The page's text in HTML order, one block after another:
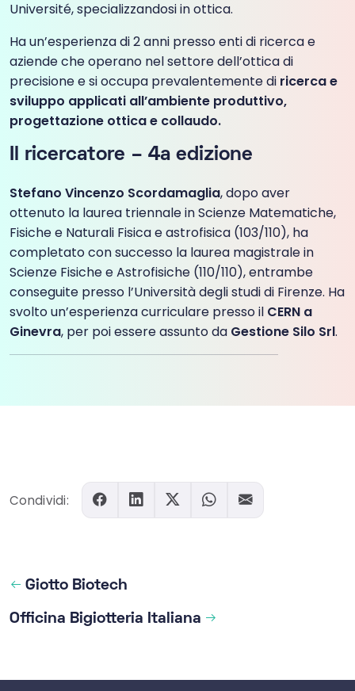
Université, specializzandosi in ottica.
Ha un’esperienza di 2 anni presso enti di ricerca e
aziende che operano nel settore dell’ottica di
precisione e si occupa prevalentemente di ricerca e
sviluppo applicati all’ambiente produttivo,
progettazione ottica e collaudo.
Il ricercatore – 4a edizione
Stefano Vincenzo Scordamaglia, dopo aver
ottenuto la laurea triennale in Scienze Matematiche,
Fisiche e Naturali Fisica e astrofisica (103/110), ha
completato con successo la laurea magistrale in
Scienze Fisiche e Astrofisiche (110/110), entrambe
conseguite presso l’Università degli studi di Firenze. Ha
svolto un’esperienza curriculare presso il CERN a
Ginevra, per poi essere assunto da Gestione Silo Srl.
Condividi:
Giotto Biotech
Officina Bigiotteria Italiana